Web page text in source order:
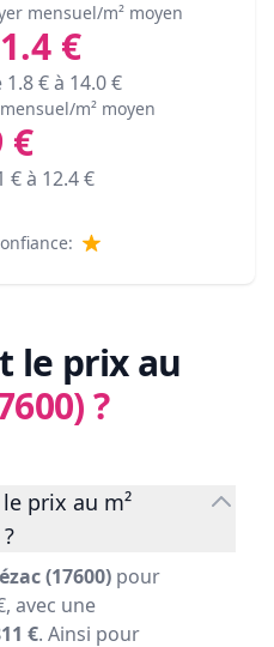
mensuel/m² moyen
€
1.8€ à 14.0€
m² moyen
€
€ à 12.4€
le prix au
?
prix au m²
(17600) pour
avec une
€. Ainsi pour